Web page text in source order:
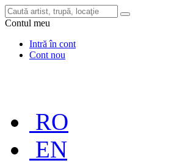
Contul meu
Intră în cont
Cont nou
RO
EN